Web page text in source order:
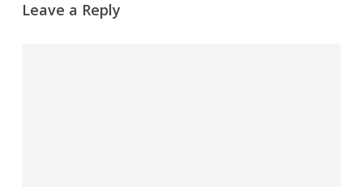
Leave a Reply